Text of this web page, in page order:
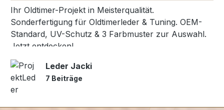
Ihr Oldtimer-Projekt in Meisterqualität.
Sonderfertigung für Oldtimerleder & Tuning. OEM-
Standard, UV-Schutz & 3 Farbmuster zur Auswahl.
Jetzt entdecken!
Leder Jacki
7 Beiträge